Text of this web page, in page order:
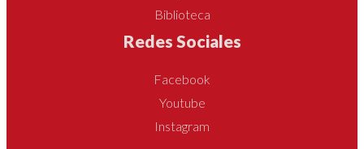
Biblioteca
Redes Sociales
Facebook
Youtube
Instagram